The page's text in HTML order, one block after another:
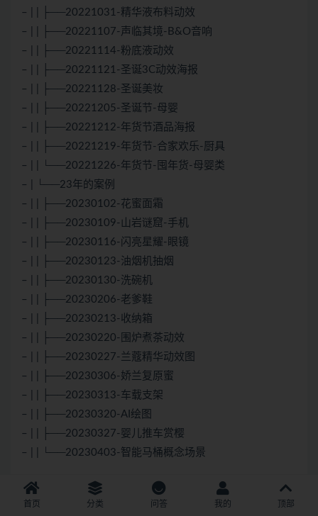
– | | ├──20221031-精华液布料动效
– | | ├──20221107-声临其境-B&O音响
– | | ├──20221114-粉底液动效
– | | ├──20221121-圣诞3C动效海报
– | | ├──20221128-圣诞美妆
– | | ├──20221205-圣诞节-母婴
– | | ├──20221212-年货节酒品海报
– | | ├──20221219-年货节-合家欢乐-厨具
– | | └──20221226-年货节-囤年货-母婴类
– | └──23年的案例
– | | ├──20230102-花蜜面霜
– | | ├──20230109-山岩谜窟-手机
– | | ├──20230116-闪亮星耀-眼镜
– | | ├──20230123-油烟机抽烟
– | | ├──20230130-洗碗机
– | | ├──20230206-老爹鞋
– | | ├──20230213-收纳箱
– | | ├──20230220-围炉煮茶动效
– | | ├──20230227-兰蔻精华动效图
– | | ├──20230306-娇兰复原蜜
– | | ├──20230313-车载支架
– | | ├──20230320-AI绘图
– | | ├──20230327-婴儿推车赏樱
– | | └──20230403-智能马桶概念场景
声明：
本站所有资料均来源于网络以及用户发布，如对资源有争
议请联系微信客服我们可以安排下架！
首页 分类 问答 我的 顶部